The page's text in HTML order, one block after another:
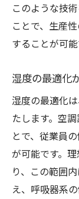
このような技
ことで、生産
することが可能
湿度の最適化
湿度の最適化
たします。空
とで、従業員
が可能です。
り、この範囲
え、呼吸器系